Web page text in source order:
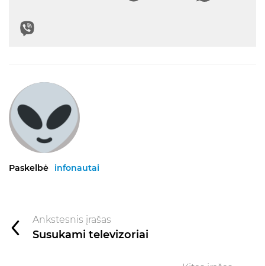
Paskelbė infonautai
Ankstesnis įrašas
Susukami televizoriai